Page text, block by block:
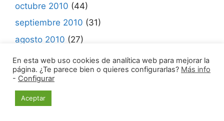
octubre 2010 (44)
septiembre 2010 (31)
agosto 2010 (27)
julio 2010
junio 2010(37)
mayo 2010
abril 2010
En esta web uso cookies de analítica web para mejorar la
página. ¿Te parece bien o quieres configurarlas? Más info
- Configurar
Aceptar